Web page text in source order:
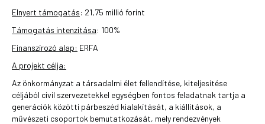
Elnyert támogatás: 21,75 millió forint
Támogatás intenzitása: 100%
Finanszírozó alap: ERFA
A projekt célja:
Az önkormányzat a társadalmi élet fellendítése, kiteljesítése
céljából civil szervezetekkel egységben fontos feladatnak tartja a
generációk közötti párbeszéd kialakítását, a kiállítások, a
művészeti csoportok bemutatkozását, mely rendezvények